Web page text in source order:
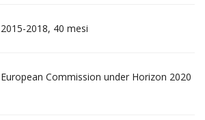
2015-2018, 40 mesi
European Commission under Horizon 2020